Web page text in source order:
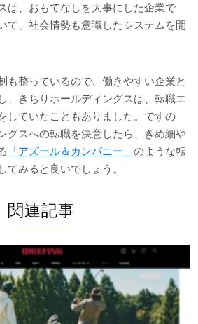
は、おもてなしを大事にした企業で
て、社会情勢も意識したシステムを開
も整っているので、働きやすい企業と
、きちりホールディングスは、転職エ
していたこともありました。ですの
グスへの転職を決意したら、きめ細や
「アズール＆カンパニー」のような転
てみると良いでしょう。
関連記事